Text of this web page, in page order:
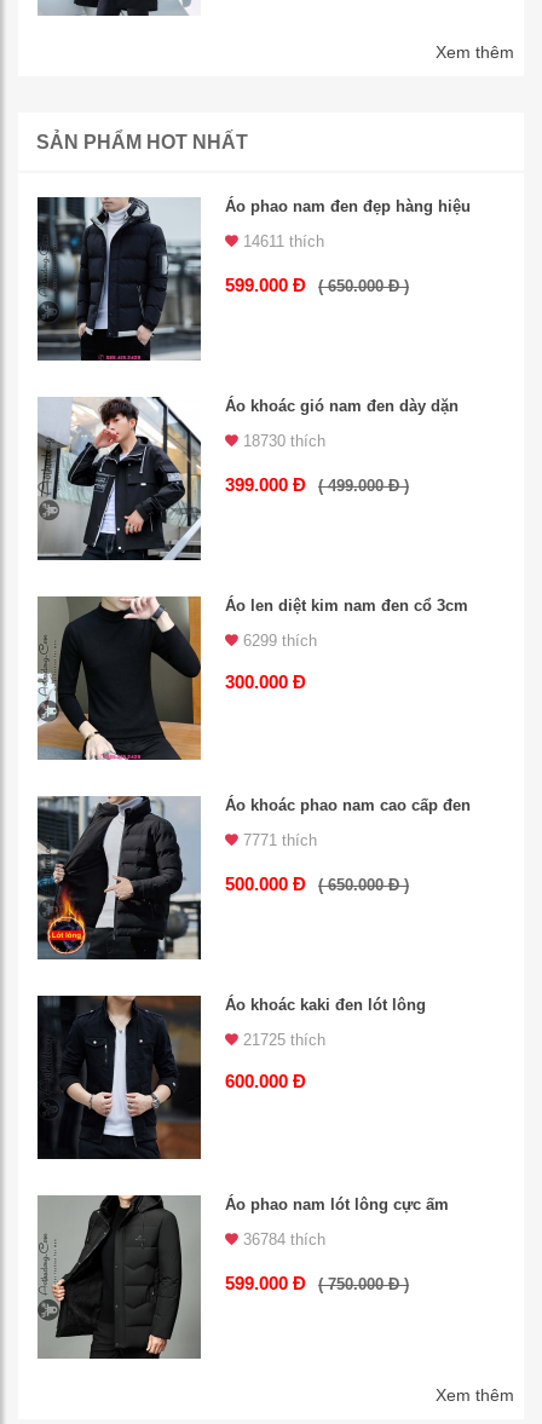
Xem thêm
SẢN PHẨM HOT NHẤT
Áo phao nam đen đẹp hàng hiệu
14611 thích
599.000 Đ ( 650.000 Đ )
Áo khoác gió nam đen dày dặn
18730 thích
399.000 Đ ( 499.000 Đ )
Áo len diệt kim nam đen cổ 3cm
6299 thích
300.000 Đ
Áo khoác phao nam cao cấp đen
7771 thích
500.000 Đ ( 650.000 Đ )
Áo khoác kaki đen lót lông
21725 thích
600.000 Đ
Áo phao nam lót lông cực ấm
36784 thích
599.000 Đ ( 750.000 Đ )
Xem thêm